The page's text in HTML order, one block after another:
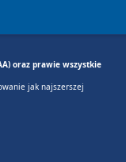
oraz prawie wszystkie
jak najszerszej